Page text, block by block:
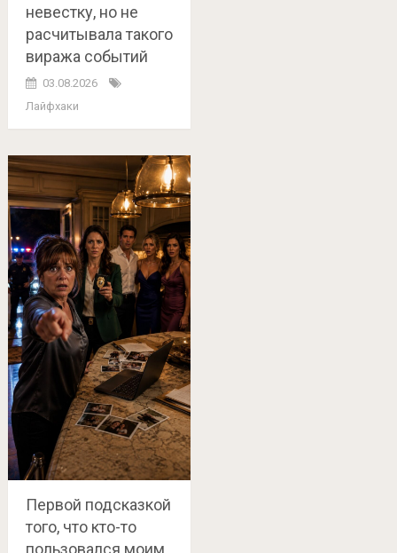
невестку, но не
расчитывала такого
виража событий
03.08.2026
Лайфхаки
Первой подсказкой
того, что кто-то
пользовался моим